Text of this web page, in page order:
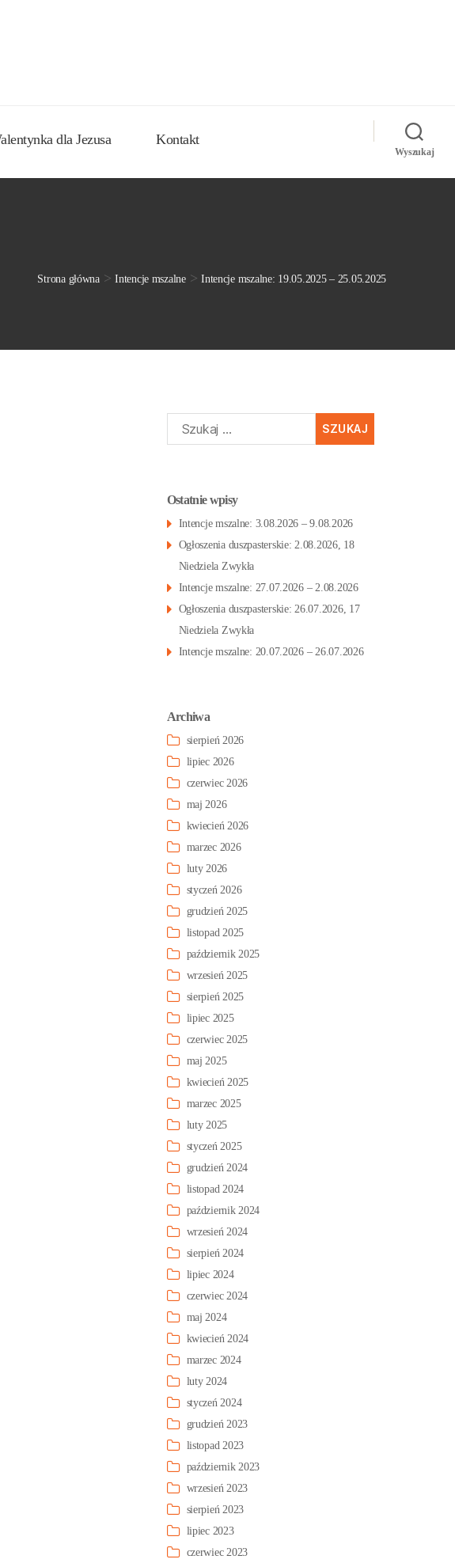
dla Jezusa Kontakt
Wyszukaj
Strona główna>Intencje mszalne>Intencje mszalne: 19.05.2025 – 25.05.2025
Szukaj:
Ostatnie wpisy
Intencje mszalne: 3.08.2026 – 9.08.2026
Ogłoszenia duszpasterskie: 2.08.2026, 18
Niedziela Zwykła
Intencje mszalne: 27.07.2026 – 2.08.2026
Ogłoszenia duszpasterskie: 26.07.2026, 17
Niedziela Zwykła
Intencje mszalne: 20.07.2026 – 26.07.2026
Archiwa
sierpień 2026
lipiec 2026
czerwiec 2026
maj 2026
kwiecień 2026
marzec 2026
luty 2026
styczeń 2026
grudzień 2025
listopad 2025
październik 2025
wrzesień 2025
sierpień 2025
lipiec 2025
czerwiec 2025
maj 2025
kwiecień 2025
marzec 2025
luty 2025
styczeń 2025
grudzień 2024
listopad 2024
październik 2024
wrzesień 2024
sierpień 2024
lipiec 2024
czerwiec 2024
maj 2024
kwiecień 2024
marzec 2024
luty 2024
styczeń 2024
grudzień 2023
listopad 2023
październik 2023
wrzesień 2023
sierpień 2023
lipiec 2023
czerwiec 2023